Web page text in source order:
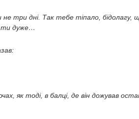
три дні. Так тебе тіпало, бідолагу,
ти дуже…
як тоді, в балці, де він дожував